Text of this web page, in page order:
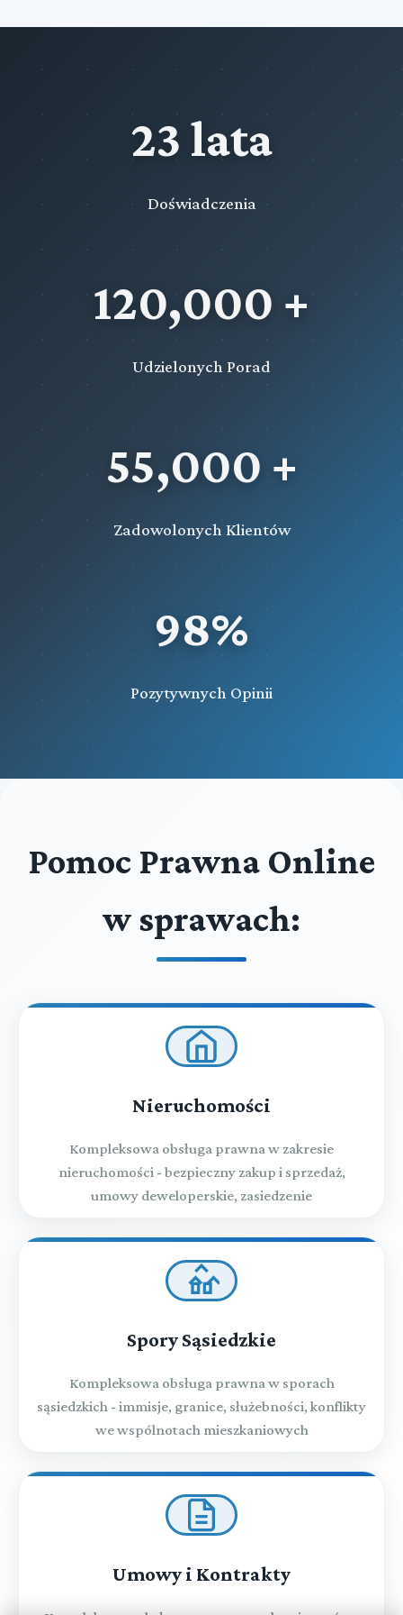
23 lata
Doświadczenia
120,000 +
Udzielonych Porad
55,000 +
Zadowolonych Klientów
98%
Pozytywnych Opinii
Pomoc Prawna Online
w sprawach:
Nieruchomości
Kompleksowa obsługa prawna w zakresie
nieruchomości - bezpieczny zakup i sprzedaż,
umowy deweloperskie, zasiedzenie
Spory Sąsiedzkie
Kompleksowa obsługa prawna w sporach
sąsiedzkich - immisje, granice, służebności, konflikty
we wspólnotach mieszkaniowych
Umowy i Kontrakty